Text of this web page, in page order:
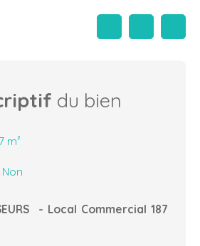
du bien
m²
Non
- Local Commercial 187